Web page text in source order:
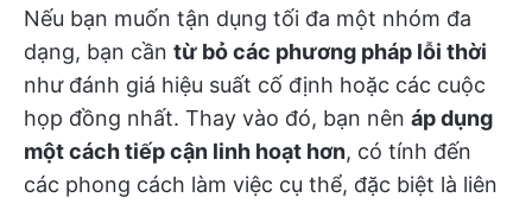
Nếu bạn muốn tận dụng tối đa một nhóm đa
dạng, bạn cần từ bỏ các phương pháp lỗi thời
như đánh giá hiệu suất cố định hoặc các cuộc
họp đồng nhất. Thay vào đó, bạn nên áp dụng
một cách tiếp cận linh hoạt hơn, có tính đến
các phong cách làm việc cụ thể, đặc biệt là liên